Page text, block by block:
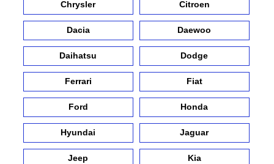
Chrysler Citroen
Dacia Daewoo
Daihatsu Dodge
Ferrari Fiat
Ford Honda
Hyundai Jaguar
Jeep Kia